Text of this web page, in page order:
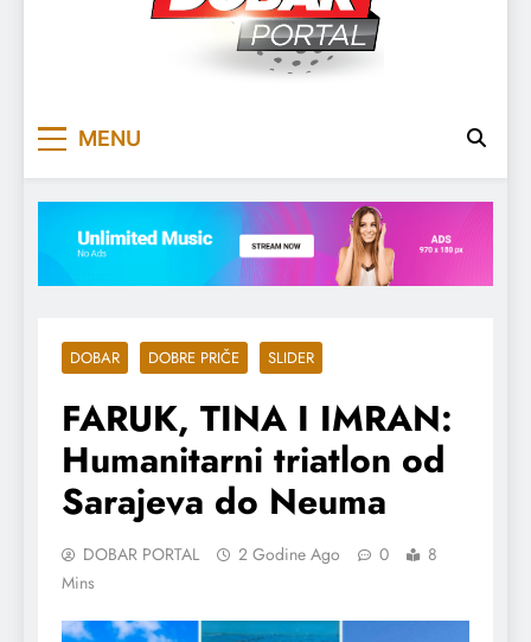
MENU
DOBAR DOBRE PRIČE SLIDER
FARUK, TINA I IMRAN:
Humanitarni triatlon od
Sarajeva do Neuma
DOBAR PORTAL 2 Godine Ago 0
8
Mins